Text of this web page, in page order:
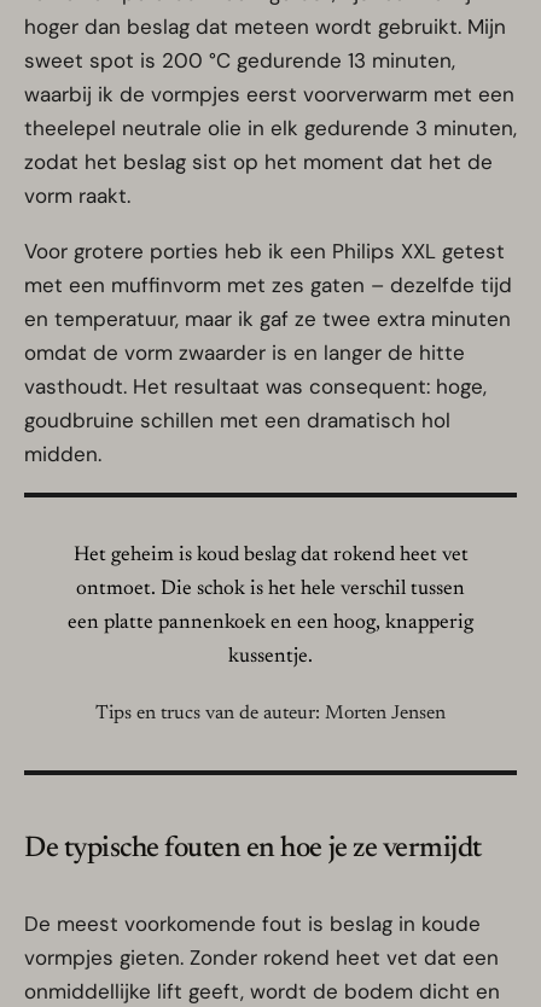
hoger dan beslag dat meteen wordt gebruikt. Mijn
sweet spot is 200 °C gedurende 13 minuten,
waarbij ik de vormpjes eerst voorverwarm met een
theelepel neutrale olie in elk gedurende 3 minuten,
zodat het beslag sist op het moment dat het de
vorm raakt.
Voor grotere porties heb ik een Philips XXL getest
met een muffinvorm met zes gaten – dezelfde tijd
en temperatuur, maar ik gaf ze twee extra minuten
omdat de vorm zwaarder is en langer de hitte
vasthoudt. Het resultaat was consequent: hoge,
goudbruine schillen met een dramatisch hol
midden.
Het geheim is koud beslag dat rokend heet vet
ontmoet. Die schok is het hele verschil tussen
een platte pannenkoek en een hoog, knapperig
kussentje.
Tips en trucs van de auteur: Morten Jensen
De typische fouten en hoe je ze vermijdt
De meest voorkomende fout is beslag in koude
vormpjes gieten. Zonder rokend heet vet dat een
onmiddellijke lift geeft, wordt de bodem dicht en